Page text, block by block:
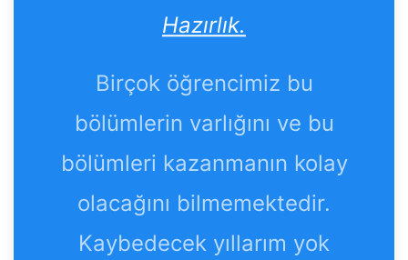
Hazırlık.
Birçok öğrencimiz bu
bölümlerin varlığını ve bu
bölümleri kazanmanın kolay
olacağını bilmemektedir.
Kaybedecek yıllarım yok